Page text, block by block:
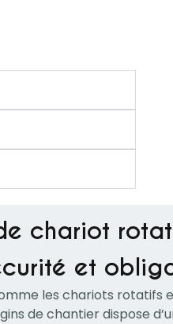
chariot
et
les chariots
de chantier dispose